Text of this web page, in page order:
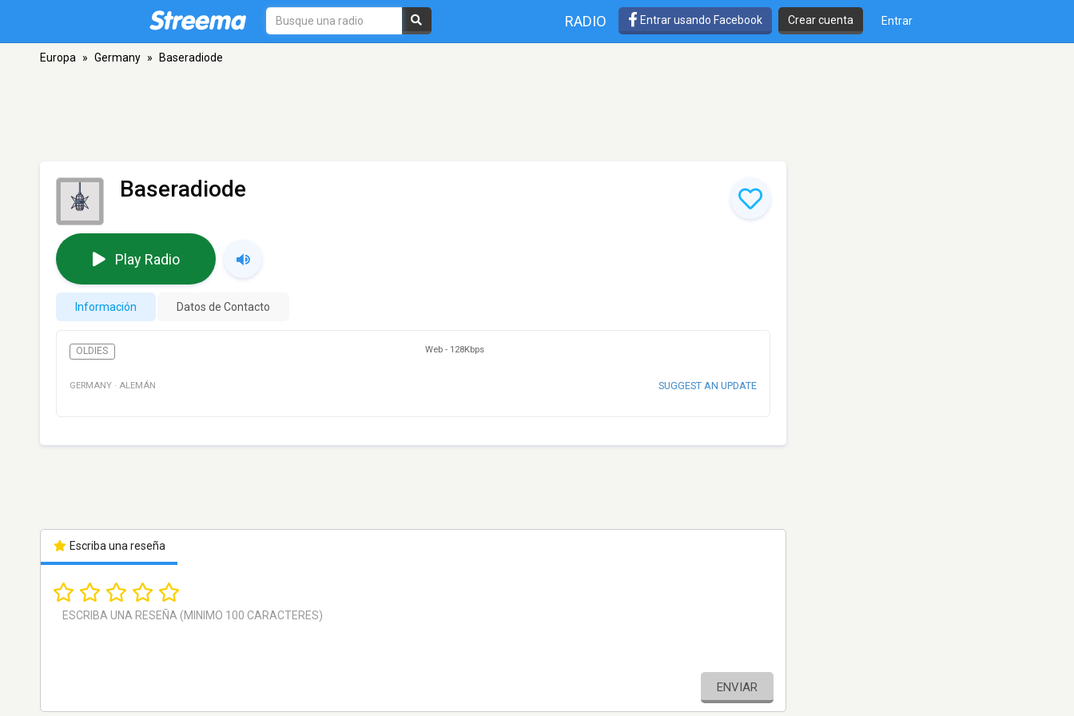
RADIO Entrar usando Facebook Crear cuenta Entrar
Europa » Germany » Baseradiode
Baseradiode
Play Radio
Información Datos de Contacto
OLDIES Web - 128Kbps
GERMANY · ALEMÁN SUGGEST AN UPDATE
Escriba una reseña
ENVIAR